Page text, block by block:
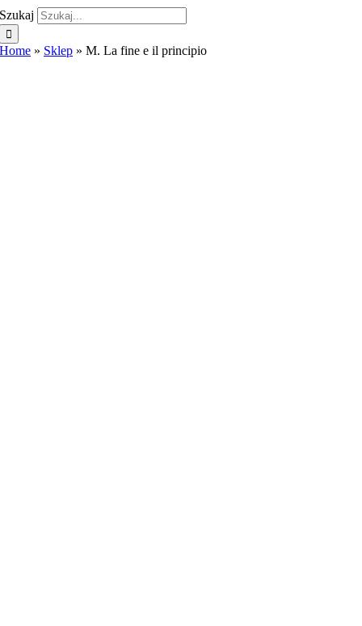
Szukaj
Home » Sklep »M. La fine e il principio